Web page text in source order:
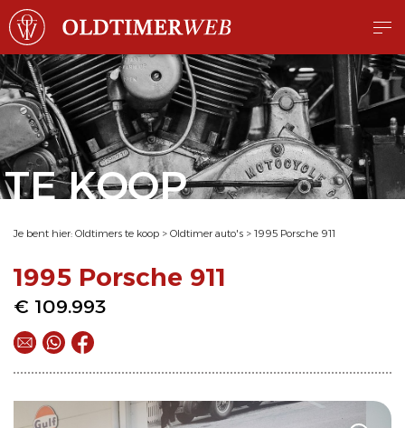
TE KOOP
Je bent hier: Oldtimers te koop > Oldtimer auto's > 1995 Porsche 911
1995 Porsche 911
€ 109.993